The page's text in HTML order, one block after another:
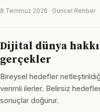
8 Temmuz 2026 · Güncel Rehber
Dijital dünya
gerçekler
Bireysel hedefler
verimli ilerler. Belirsiz
sonuçlar doğurur.